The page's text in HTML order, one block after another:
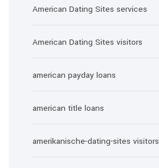
American Dating Sites services
American Dating Sites visitors
american payday loans
american title loans
amerikanische-dating-sites visitors